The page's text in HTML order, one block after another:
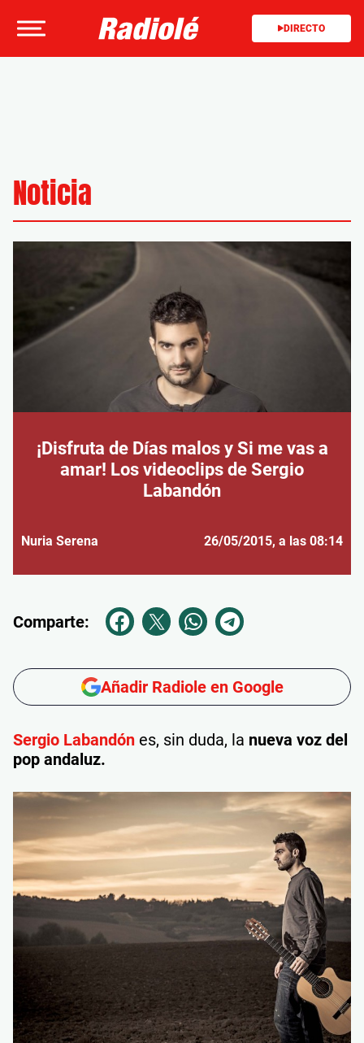
DIRECTO
Noticia
¡Disfruta de Días malos y Si me vas a
amar! Los videoclips de Sergio
Labandón
Nuria Serena 26/05/2015, a las 08:14
Comparte:
Añadir Radiole en Google
Sergio Labandón es, sin duda, la nueva voz del
pop andaluz.